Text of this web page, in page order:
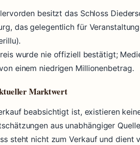
besitzt das Schloss
das gelegentlich für
wurde nie offiziell bestätigt;
einem niedrigen Millionenbetrag.
Marktwert
beabsichtigt ist, existieren
aus unabhängiger
steht nicht zum Verkauf und dient